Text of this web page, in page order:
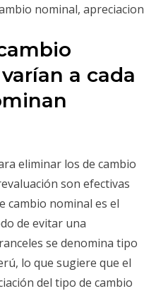
nominal, apreciacion
a cada
eliminar los de cambio
son efectivas
cambio nominal es el
de evitar una
se denomina tipo
lo que sugiere que el
del tipo de cambio